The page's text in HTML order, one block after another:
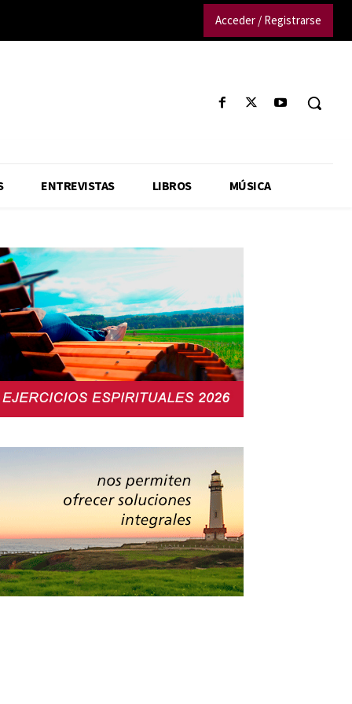
Acceder / Registrarse
ENTREVISTAS LIBROS MÚSICA